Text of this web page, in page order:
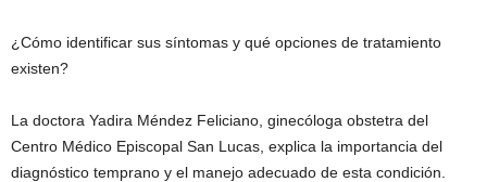
¿Cómo identificar sus síntomas y qué opciones de tratamiento
existen?
La doctora Yadira Méndez Feliciano, ginecóloga obstetra del
Centro Médico Episcopal San Lucas, explica la importancia del
diagnóstico temprano y el manejo adecuado de esta condición.